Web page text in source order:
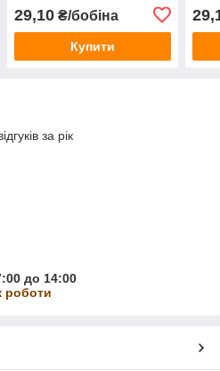
29,10₴/бобіна
Купити
за рік
до 14:00
роботи